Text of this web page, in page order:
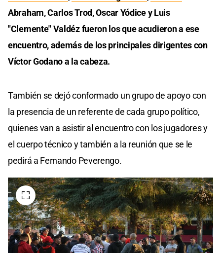
Abraham, Carlos Trod, Oscar Yódice y Luis
"Clemente" Valdéz fueron los que acudieron a ese
encuentro, además de los principales dirigentes con
Víctor Godano a la cabeza.
También se dejó conformado un grupo de apoyo con
la presencia de un referente de cada grupo político,
quienes van a asistir al encuentro con los jugadores y
el cuerpo técnico y también a la reunión que se le
pedirá a Fernando Peverengo.